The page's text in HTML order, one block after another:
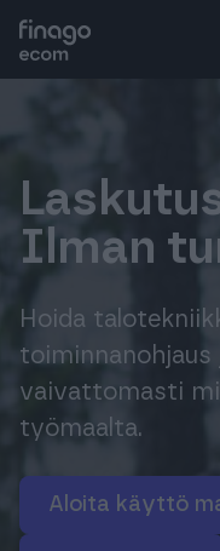
Ilman
Hoida
toiminnanohjaus
vaivattomasti
työmaalta.
Aloita käyttö